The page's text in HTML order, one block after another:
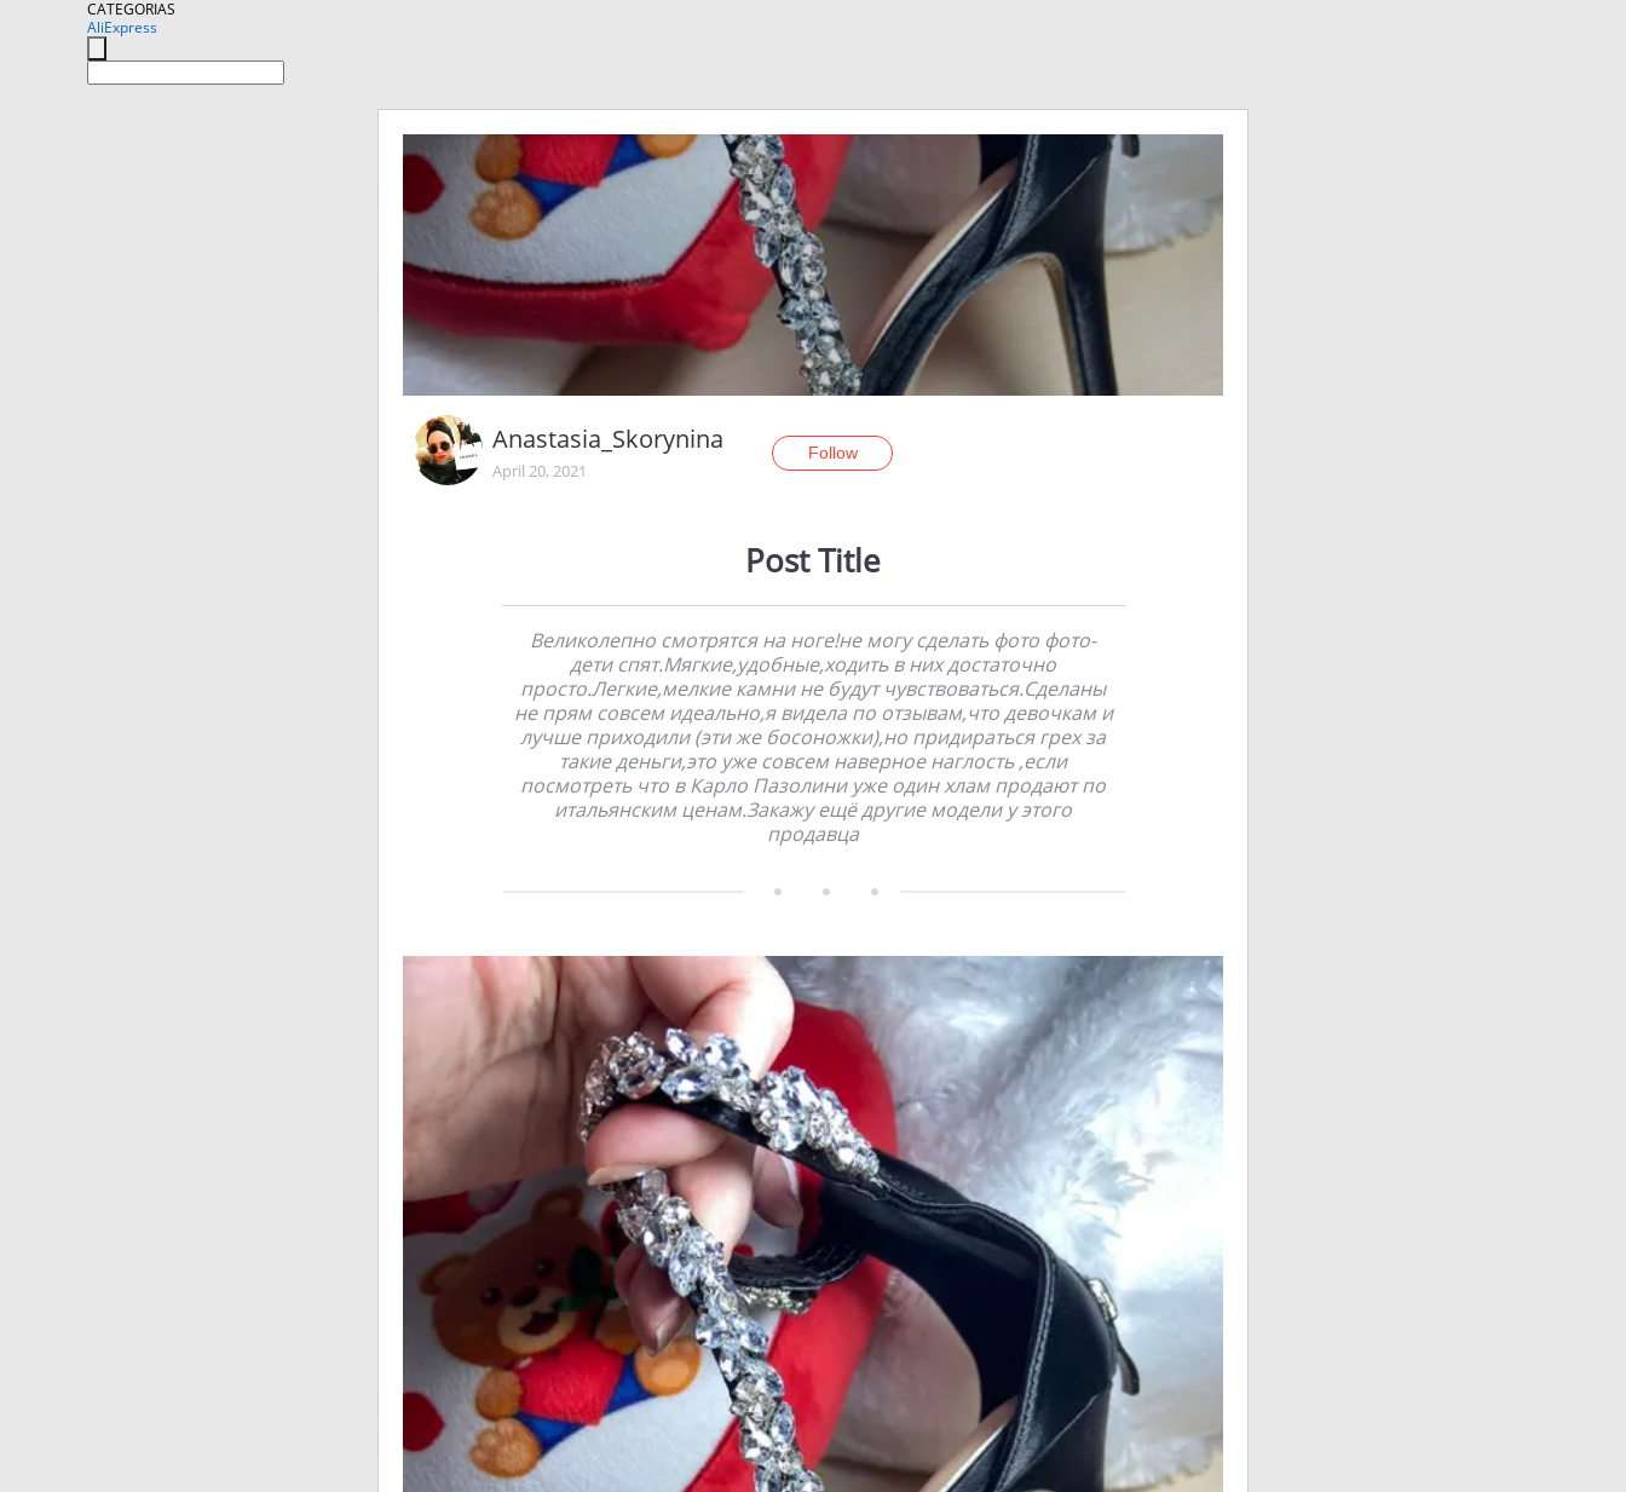
CATEGORIAS
AliExpress
Anastasia_Skorynina
April 20, 2021
Follow
Post Title
Великолепно смотрятся на ноге!не могу сделать фото фото-
дети спят.Мягкие,удобные,ходить в них достаточно
просто.Легкие,мелкие камни не будут чувствоваться.Сделаны
не прям совсем идеально,я видела по отзывам,что девочкам и
лучше приходили (эти же босоножки),но придираться грех за
такие деньги,это уже совсем наверное наглость ,если
посмотреть что в Карло Пазолини уже один хлам продают по
итальянским ценам.Закажу ещё другие модели у этого
продавца